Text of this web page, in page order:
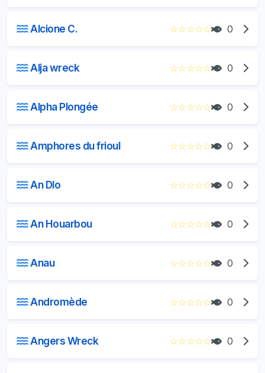
Alcione C. ☆☆☆☆☆ 0
Alja wreck ☆☆☆☆☆ 0
Alpha Plongée ☆☆☆☆☆ 0
Amphores du frioul ☆☆☆☆☆ 0
An Dlo ☆☆☆☆☆ 0
An Houarbou ☆☆☆☆☆ 0
Anau ☆☆☆☆☆ 0
Andromède ☆☆☆☆☆ 0
Angers Wreck ☆☆☆☆☆ 0